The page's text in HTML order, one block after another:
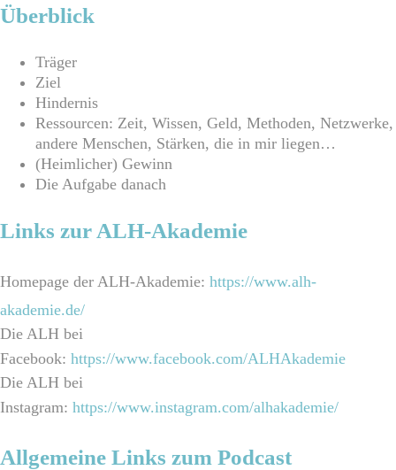
Überblick
Träger
Ziel
Hindernis
Ressourcen: Zeit, Wissen, Geld, Methoden, Netzwerke,
andere Menschen, Stärken, die in mir liegen…
(Heimlicher) Gewinn
Die Aufgabe danach
Links zur ALH-Akademie
Homepage der ALH-Akademie: https://www.alh-
akademie.de/
Die ALH bei
Facebook: https://www.facebook.com/ALHAkademie
Die ALH bei
Instagram: https://www.instagram.com/alhakademie/
Allgemeine Links zum Podcast